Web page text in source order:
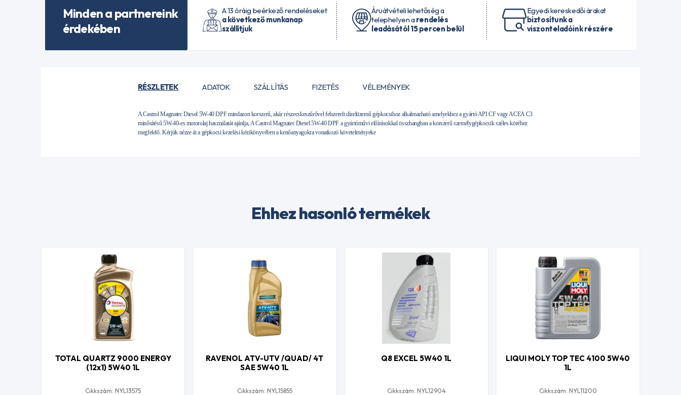
Minden a partnereink
érdekében
A 13 óráig beérkező rendeléseket
a következő munkanap
szállítjuk
Áruátvételi lehetőség a
telephelyen arendelés
leadásától 15 percen belül
Egyedi kereskedői árakat
biztosítunk a
viszonteladóink részére
RÉSZLETEK ADATOK SZÁLLÍTÁS FIZETÉS VÉLEMÉNYEK
A Castrol Magnatec Diesel 5W-40 DPF mindazon korszerű, akár részecskeszűrővel felszerelt dízelüzemű gépkocsihoz alkalmazható amelyekhez a gyártó API CF vagy ACEA C3
minősítésű 5W-40-es motorolaj használatát ajánlja, A Castrol Magnatec Diesel 5W-40 DPF a gyártóművi előírásokkal összhangban a korszerű személygépkocsik széles köréhez
megfelelő. Kérjük nézze át a gépkocsi kezelési kézikönyvében a kenőanyagokra vonatkozó követelményeke
Ehhez hasonló termékek
TOTAL QUARTZ 9000 ENERGY
(12x1) 5W40 1L
Cikkszám: NYL13575
RAVENOL ATV-UTV /QUAD/ 4T
SAE 5W40 1L
Cikkszám: NYL15855
Q8 EXCEL 5W40 1L
Cikkszám: NYL12904
LIQUI MOLY TOP TEC 4100 5W40
1L
Cikkszám: NYL11200